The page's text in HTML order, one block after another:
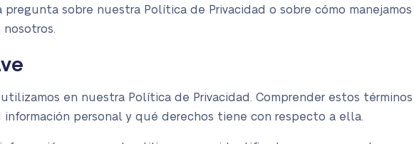
sobre nuestra Política de Privacidad o sobre cómo
en nuestra Política de Privacidad. Comprender estos
personal y qué derechos tiene con respecto a ella.